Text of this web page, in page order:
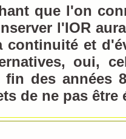
que l'on
l'IOR
continuité et
oui,
des années
de ne pas être